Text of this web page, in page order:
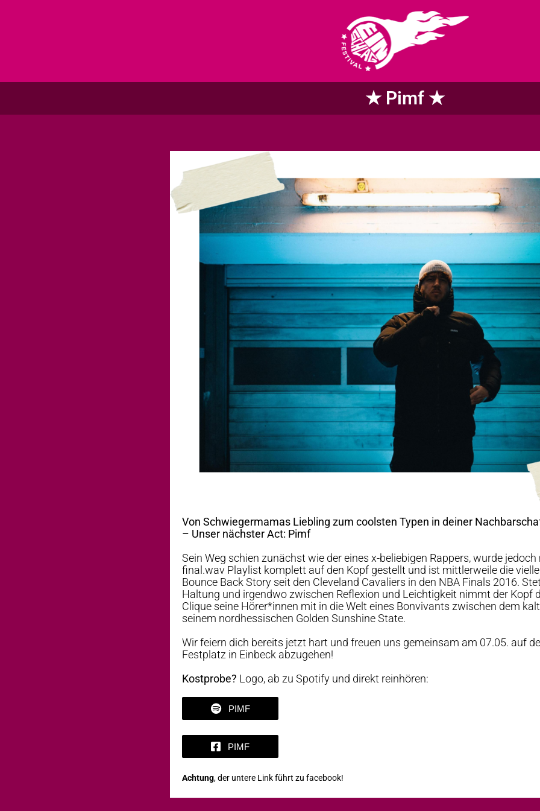
★ Pimf ★
Von Schwiegermamas Liebling zum coolsten Typen in deiner
– Unser nächster Act: Pimf
Sein Weg schien zunächst wie der eines x-beliebigen Rappers, wurde
final.wav Playlist komplett auf den Kopf gestellt und ist mittlerweile die
Bounce Back Story seit den Cleveland Cavaliers in den NBA Finals 2016.
Haltung und irgendwo zwischen Reflexion und Leichtigkeit nimmt der Kopf
Clique seine Hörer*innen mit in die Welt eines Bonvivants zwischen dem
seinem nordhessischen Golden Sunshine State.
Wir feiern dich bereits jetzt hart und freuen uns gemeinsam am 07.05. auf
Festplatz in Einbeck abzugehen!
Kostprobe? Logo, ab zu Spotify und direkt reinhören:
PIMF
PIMF
Achtung, der untere Link führt zu facebook!